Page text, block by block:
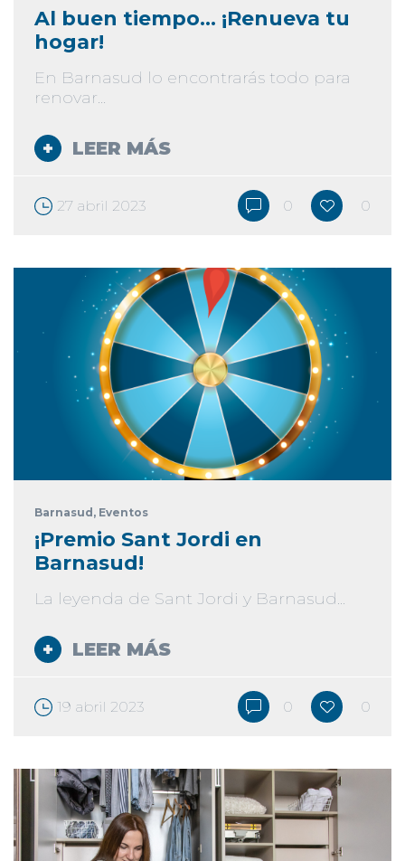
Al buen tiempo… ¡Renueva tu
hogar!
En Barnasud lo encontrarás todo para
renovar...
LEER MÁS
27 abril 2023 0 0
Barnasud , Eventos
¡Premio Sant Jordi en
Barnasud!
La leyenda de Sant Jordi y Barnasud...
LEER MÁS
19 abril 2023 0 0